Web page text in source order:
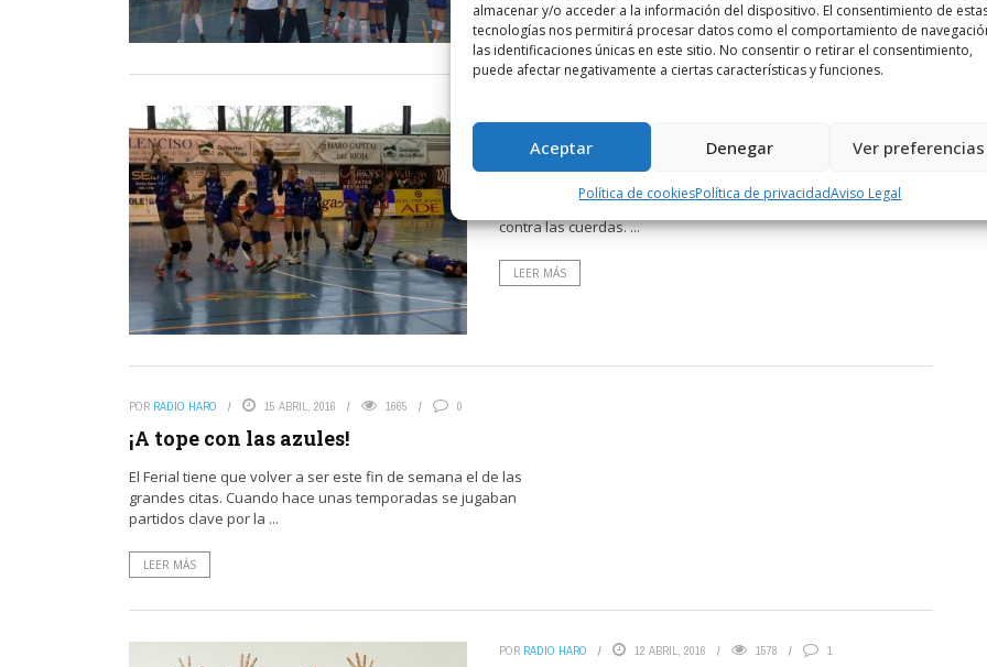
almacenar y/o acceder a la información del dispositivo. El consentimiento de
tecnologías nos permitirá procesar datos como el comportamiento de
las identificaciones únicas en este sitio. No consentir o retirar el consentimiento,
puede afectar negativamente a ciertas características y funciones.
Aceptar Denegar Ver preferencias
Política de cookiesPolítica de privacidadAviso Legal
A un triunfo de la gran final
El Haro Rioja Voley vence en el tercer partido de la serie de
semifinales 3-1 y pone al Fígaro Peluqueros Haris de Tenerife
contra las cuerdas. ...
LEER MÁS
POR RADIO HARO 15 ABRIL, 2016 1665 0
¡A tope con las azules!
El Ferial tiene que volver a ser este fin de semana el de las
grandes citas. Cuando hace unas temporadas se jugaban
partidos clave por la ...
LEER MÁS
POR RADIO HARO 12 ABRIL, 2016 1578 1